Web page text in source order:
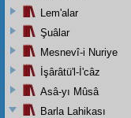
Lem'alar
Şuâlar
Mesnevî-i Nuriye
İşârâtü'l-İ'câz
Asâ-yı Mûsâ
Barla Lahikası